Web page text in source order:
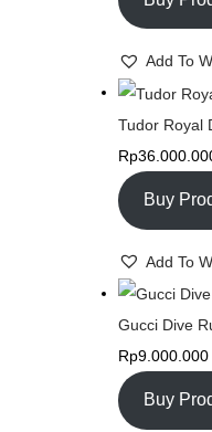
Add To
Tudor Royal
Rp
Buy
Add To
Gucci Dive
Rp9.000.000
Buy